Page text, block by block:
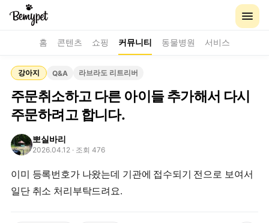
홈 콘텐츠 쇼핑 커뮤니티 동물병원 서비스
강아지 Q&A 라브라도 리트리버
주문취소하고 다른 아이들 추가해서 다시
주문하려고 합니다.
뽀실바리
2026.04.12 · 조회 476
이미 등록번호가 나왔는데 기관에 접수되기 전으로 보여서
일단 취소 처리부탁드려요.